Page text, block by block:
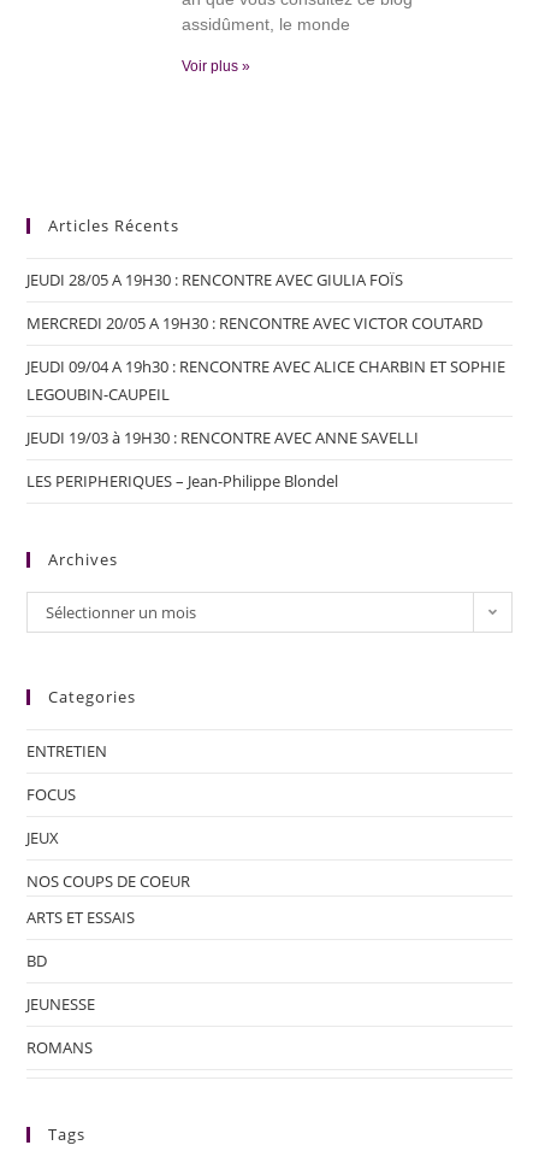
assidûment, le monde
Voir plus »
Articles Récents
JEUDI 28/05 A 19H30 : RENCONTRE AVEC GIULIA FOÏS
MERCREDI 20/05 A 19H30 : RENCONTRE AVEC VICTOR COUTARD
JEUDI 09/04 A 19h30 : RENCONTRE AVEC ALICE CHARBIN ET SOPHIE
LEGOUBIN-CAUPEIL
JEUDI 19/03 à 19H30 : RENCONTRE AVEC ANNE SAVELLI
LES PERIPHERIQUES – Jean-Philippe Blondel
Archives
Sélectionner un mois
Categories
ENTRETIEN
FOCUS
JEUX
NOS COUPS DE COEUR
ARTS ET ESSAIS
BD
JEUNESSE
ROMANS
Tags